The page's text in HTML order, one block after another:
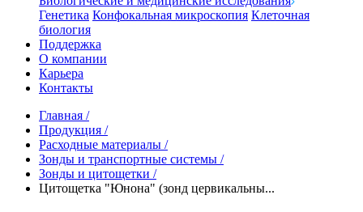
Генетика Конфокальная микроскопия Клеточная
биология
Поддержка
О компании
Карьера
Контакты
Главная /
Продукция /
Расходные материалы /
Зонды и транспортные системы /
Зонды и цитощетки /
Цитощетка "Юнона" (зонд цервикальны...